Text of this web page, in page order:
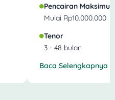
Pencairan
Mulai Rp10.000.000
Tenor
3 - 48 bulan
Baca Selengkapnya